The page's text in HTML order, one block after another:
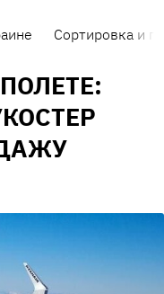
Сортировка и